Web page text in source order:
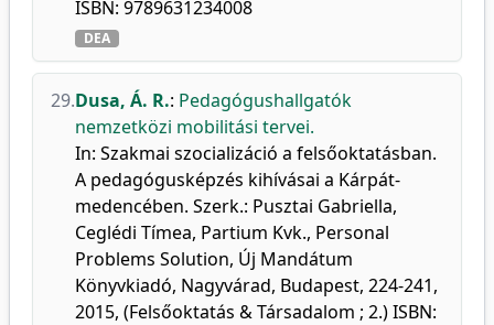
ISBN: 9789631234008
DEA
29.Dusa, Á. R.: Pedagógushallgatók
nemzetközi mobilitási tervei.
In: Szakmai szocializáció a felsőoktatásban.
A pedagógusképzés kihívásai a Kárpát-
medencében. Szerk.: Pusztai Gabriella,
Ceglédi Tímea, Partium Kvk., Personal
Problems Solution, Új Mandátum
Könyvkiadó, Nagyvárad, Budapest, 224-241,
2015, (Felsőoktatás & Társadalom ; 2.) ISBN: